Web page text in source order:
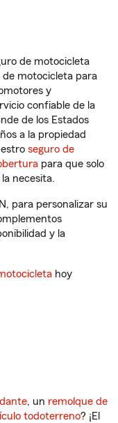
de motocicleta
de motocicleta para
y
confiable de la
de los Estados
a la propiedad
seguro de
para que solo
necesita.
para personalizar su
y la
hoy
, un remolque de
todoterreno? ¡El